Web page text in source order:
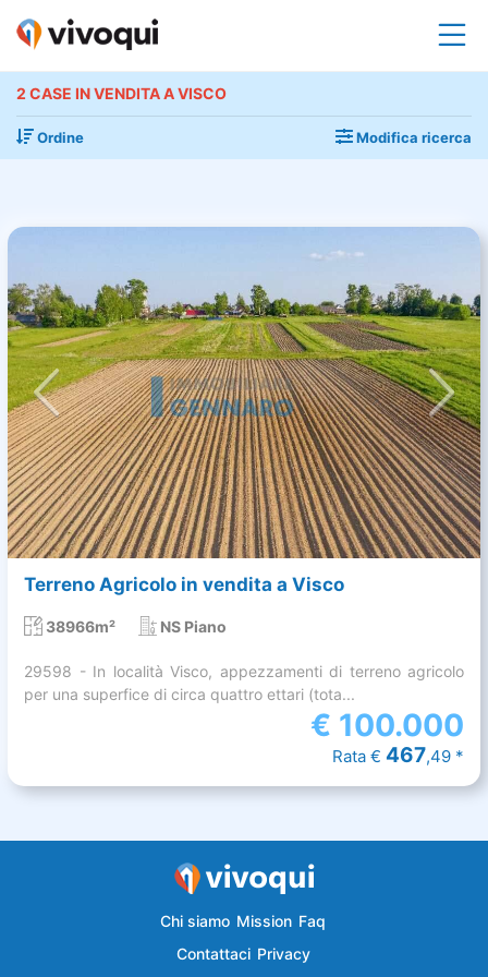
2 CASE IN VENDITA A VISCO
Ordine Modifica ricerca
Terreno Agricolo in vendita a Visco
38966m² NS Piano
29598 - In località Visco, appezzamenti di terreno agricolo
per una superfice di circa quattro ettari (tota...
€ 100.000
Rata € 467,49 *
Chi siamo Mission Faq
Contattaci Privacy